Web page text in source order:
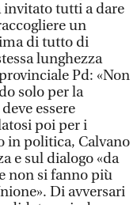
invitato tutti a dare
un
di tutto di
lunghezza
Pd: «Non
solo per la
essere
poi per i
in politica, Calvano
e sul dialogo «da
non si fanno più
Di avversari